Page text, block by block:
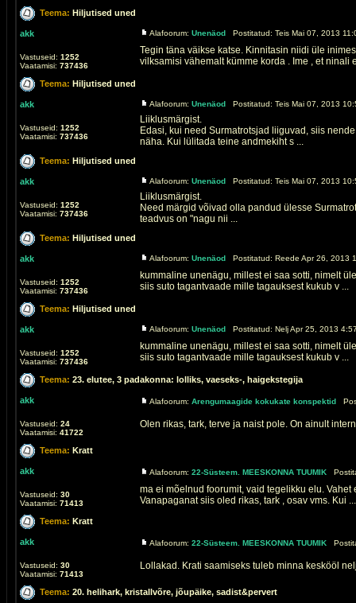
Teema: Hiljutised uned
akk
Vastuseid: 1252
Vaatamisi: 737436
Alafoorum: Unenäod Postitatud: Teis Mai 07, 2013
Tegin täna väikse katse. Kinnitasin niidi üle
vilksamisi vähemalt kümme korda . Ime , et ninali
Teema: Hiljutised uned
akk
Vastuseid: 1252
Vaatamisi: 737436
Alafoorum: Unenäod Postitatud: Teis Mai 07, 2013
Liiklusmärgist.
Edasi, kui need Surmatrotsjad liiguvad, siis
näha. Kui lülitada teine andmekiht s ...
Teema: Hiljutised uned
akk
Vastuseid: 1252
Vaatamisi: 737436
Alafoorum: Unenäod Postitatud: Teis Mai 07, 2013
Liiklusmärgist.
Need märgid võivad olla pandud ülesse
teadvus on "nagu nii ...
Teema: Hiljutised uned
akk
Vastuseid: 1252
Vaatamisi: 737436
Alafoorum: Unenäod Postitatud: Reede Apr 26, 2013
kummaline unenägu, millest ei saa sotti, nimelt
siis suto tagantvaade mille tagauksest kukub v ...
Teema: Hiljutised uned
akk
Vastuseid: 1252
Vaatamisi: 737436
Alafoorum: Unenäod Postitatud: Nelj Apr 25, 2013
kummaline unenägu, millest ei saa sotti, nimelt
siis suto tagantvaade mille tagauksest kukub v ...
Teema: 23. elutee, 3 padakonna: lolliks, vaeseks-, haigekstegija
akk
Vastuseid: 24
Vaatamisi: 41722
Alafoorum: Arengumaagide kokukate konspektid
Olen rikas, tark, terve ja naist pole. On ainult
Teema: Kratt
akk
Vastuseid: 30
Vaatamisi: 71413
Alafoorum: 22-Süsteem. MEESKONNA TUUMIK
ma ei mõelnud foorumit, vaid tegelikku elu.
Vanapaganat siis oled rikas, tark , osav vms. Kui ...
Teema: Kratt
akk
Vastuseid: 30
Vaatamisi: 71413
Alafoorum: 22-Süsteem. MEESKONNA TUUMIK
Lollakad. Krati saamiseks tuleb minna keskööl
Teema: 20. helihark, kristallvõre, jõupäike, sadist&pervert